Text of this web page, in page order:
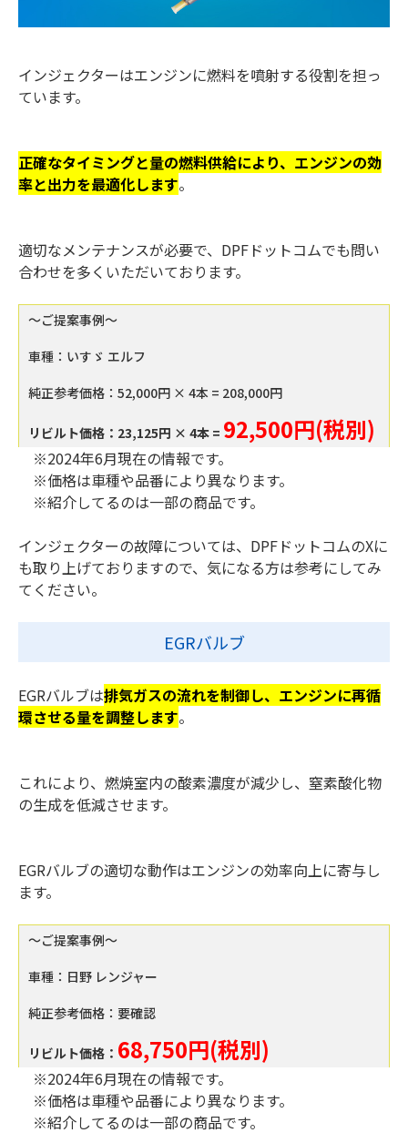
インジェクターはエンジンに燃料を噴射する役割を担っ
ています。
正確なタイミングと量の燃料供給により、エンジンの効
率と出力を最適化します。
適切なメンテナンスが必要で、DPFドットコムでも問い
合わせを多くいただいております。
～ご提案事例～
車種：いすゞ エルフ
純正参考価格：52,000円 × 4本 = 208,000円
リビルト価格：23,125円 × 4本 = 92,500円(税別)
※2024年6月現在の情報です。
※価格は車種や品番により異なります。
※紹介してるのは一部の商品です。
インジェクターの故障については、DPFドットコムのXに
も取り上げておりますので、気になる方は参考にしてみ
てください。
EGRバルブ
EGRバルブは排気ガスの流れを制御し、エンジンに再循
環させる量を調整します。
これにより、燃焼室内の酸素濃度が減少し、窒素酸化物
の生成を低減させます。
EGRバルブの適切な動作はエンジンの効率向上に寄与し
ます。
～ご提案事例～
車種：日野 レンジャー
純正参考価格：要確認
リビルト価格： 68,750円(税別)
※2024年6月現在の情報です。
※価格は車種や品番により異なります。
※紹介してるのは一部の商品です。